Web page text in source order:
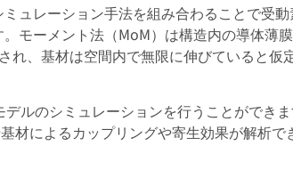
ュレーション手法を組み合わることで受
モーメント法（MoM）は構造内の導体薄
れ、基材は空間内で無限に伸びていると
ルのシミュレーションを行うことができ
材によるカップリングや寄生効果が解析